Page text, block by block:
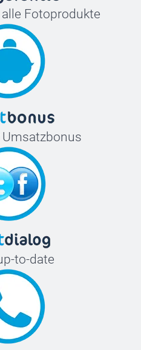
Fotoprodukte
to-date